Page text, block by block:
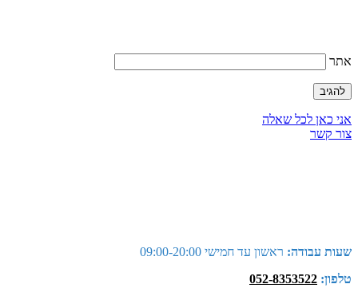
אתר
אני כאן לכל שאלה
צור קשר
שעות עבודה: ראשון עד חמישי 09:00-20:00
טלפון: 052-8353522